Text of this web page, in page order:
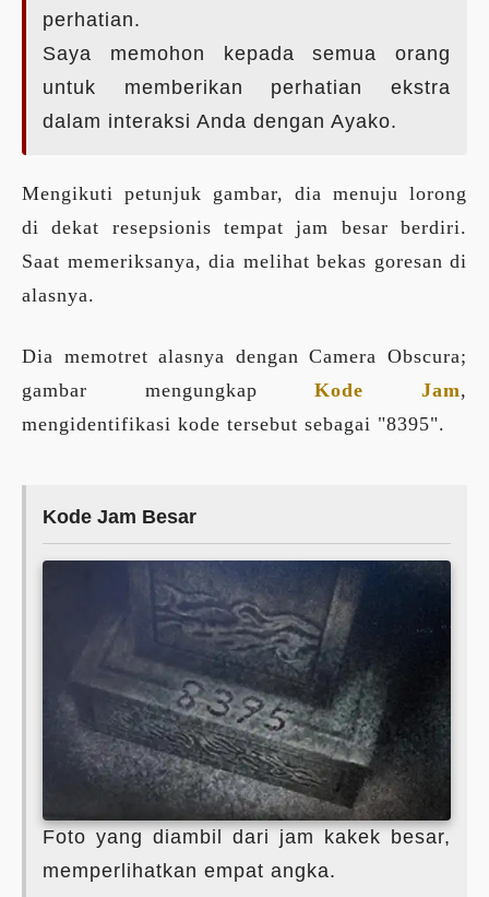
perhatian.
Saya memohon kepada semua orang
untuk memberikan perhatian ekstra
dalam interaksi Anda dengan Ayako.
Mengikuti petunjuk gambar, dia menuju lorong
di dekat resepsionis tempat jam besar berdiri.
Saat memeriksanya, dia melihat bekas goresan di
alasnya.
Dia memotret alasnya dengan Camera Obscura;
gambar mengungkapKode Jam,
mengidentifikasi kode tersebut sebagai "8395".
Kode Jam Besar
Foto yang diambil dari jam kakek besar,
memperlihatkan empat angka.